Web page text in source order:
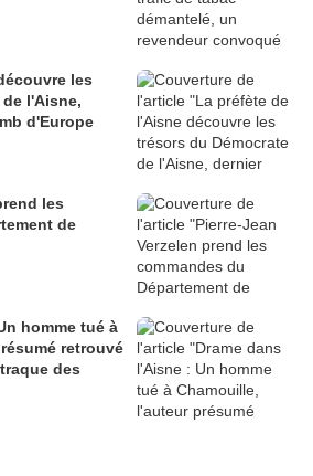
les
l'Aisne,
d'Europe
les
de
homme tué à
retrouvé
des